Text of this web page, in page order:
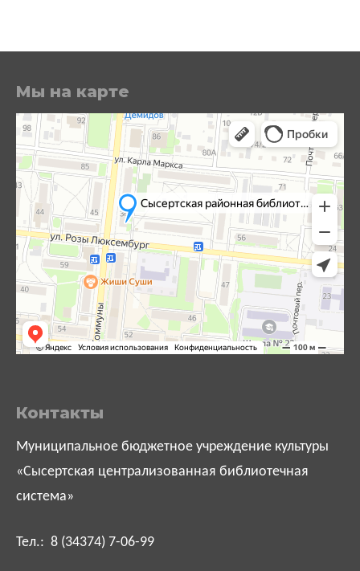
Мы на карте
Контакты
Муниципальное бюджетное учреждение культуры
«Сысертская централизованная библиотечная
система»
Тел.: 8 (34374) 7-06-99